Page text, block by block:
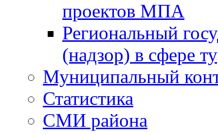
проектов МПА
Региональный
(надзор) в сфере
Муниципальный
Статистика
СМИ района